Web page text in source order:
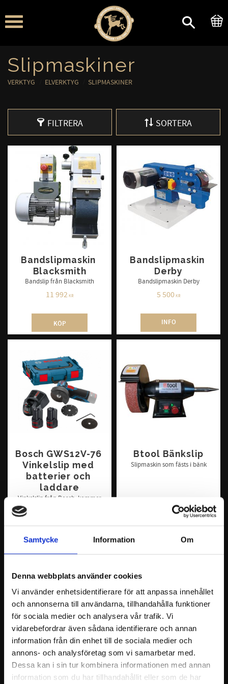
Samtycke Information Om
Denna webbplats använder cookies
Vi använder enhetsidentifierare för att anpassa innehållet
och annonserna till användarna, tillhandahålla funktioner
för sociala medier och analysera vår trafik. Vi
vidarebefordrar även sådana identifierare och annan
information från din enhet till de sociala medier och
annons- och analysföretag som vi samarbetar med.
Dessa kan i sin tur kombinera informationen med annan
information som du har tillhandahållit eller som de har
Meny
Slipmaskiner
VERKTYG ELVERKTYG SLIPMASKINER
FILTRERA SORTERA
Bandslipmaskin
Blacksmith
Bandslip från Blacksmith
11 992KR
KÖP
Bandslipmaskin
Derby
Bandslipmaskin Derby
5 500KR
INFO
Bosch GWS12V-76
Vinkelslip med
batterier och
laddare
Vinkelslip från Bosch, kommer
med batterier och laddare
Btool Bänkslip
Slipmaskin som fästs i bänk
Huvema Slipmaskin
Londonderry/Clarke